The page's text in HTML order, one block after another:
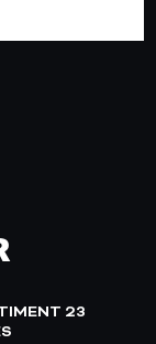
23